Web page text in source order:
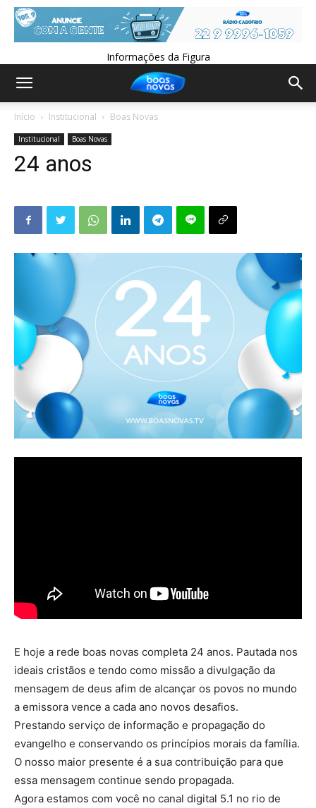
Informações da Figura
Início Institucional Boas Novas
Institucional Boas Novas
24 anos
E hoje a rede boas novas completa 24 anos. Pautada nos
ideais cristãos e tendo como missão a divulgação da
mensagem de deus afim de alcançar os povos no mundo
a emissora vence a cada ano novos desafios.
Prestando serviço de informação e propagação do
evangelho e conservando os princípios morais da família.
O nosso maior presente é a sua contribuição para que
essa mensagem continue sendo propagada.
Agora estamos com você no canal digital 5.1 no rio de